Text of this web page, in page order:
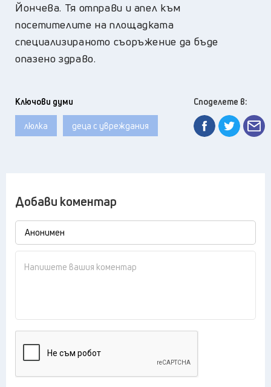
Йончева. Тя отправи и апел към
посетителите на площадката
специализираното съоръжение да бъде
опазено здраво.
Ключови думи
люлка деца с увреждания
Споделете в:
Добави коментар